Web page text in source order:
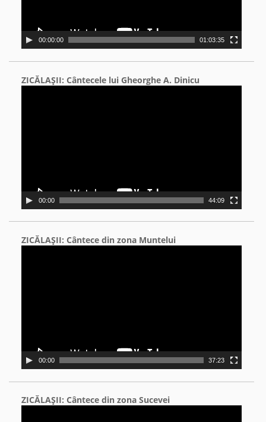
00:00:00 01:03:35
ZICĂLAŞII: Cântecele lui Gheorghe A. Dinicu
00:00 44:09
ZICĂLAŞII: Cântece din zona Muntelui
00:00 37:23
ZICĂLAŞII: Cântece din zona Sucevei